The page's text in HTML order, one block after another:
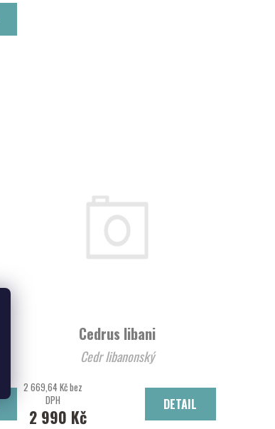
Cedrus libani
Cedr libanonský
2 669,64 Kč bez
DPH
2 990 Kč
DETAIL